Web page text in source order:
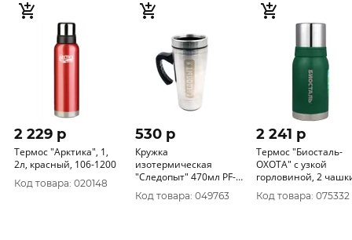
2 229 p
Термос "Арктика", 1,
2л, красный, 106-1200
Код товара: 020148
530 p
Кружка
изотермическая
"Следопыт" 470мл PF-
CWS-P63
Код товара: 049763
2 241 p
Термос "Биосталь-
ОХОТА" с узкой
горловиной, 2 чашки,
0, 75 л NBA-750G
Код товара: 075332